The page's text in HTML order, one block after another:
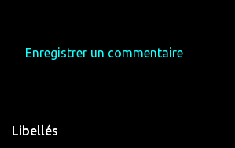
m
Enregistrer un commentaire
Libellés